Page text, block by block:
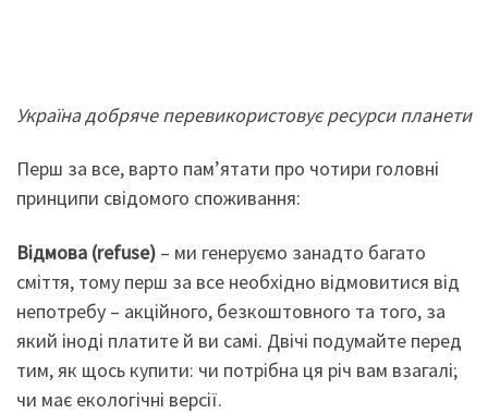
Україна добряче перевикористовує ресурси планети
Перш за все, варто пам’ятати про чотири головні
принципи свідомого споживання:
Відмова (refuse) – ми генеруємо занадто багато
сміття, тому перш за все необхідно відмовитися від
непотребу – акційного, безкоштовного та того, за
який іноді платите й ви самі. Двічі подумайте перед
тим, як щось купити: чи потрібна ця річ вам взагалі;
чи має екологічні версії.